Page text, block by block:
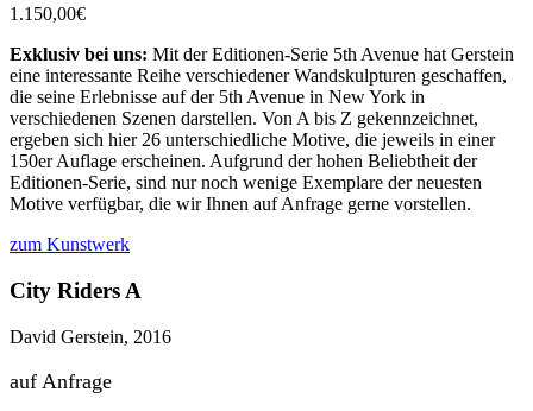
1.150,00€
Exklusiv bei uns: Mit der Editionen-Serie 5th Avenue hat Gerstein
eine interessante Reihe verschiedener Wandskulpturen geschaffen,
die seine Erlebnisse auf der 5th Avenue in New York in
verschiedenen Szenen darstellen. Von A bis Z gekennzeichnet,
ergeben sich hier 26 unterschiedliche Motive, die jeweils in einer
150er Auflage erscheinen. Aufgrund der hohen Beliebtheit der
Editionen-Serie, sind nur noch wenige Exemplare der neuesten
Motive verfügbar, die wir Ihnen auf Anfrage gerne vorstellen.
zum Kunstwerk
City Riders A
David Gerstein, 2016
auf Anfrage